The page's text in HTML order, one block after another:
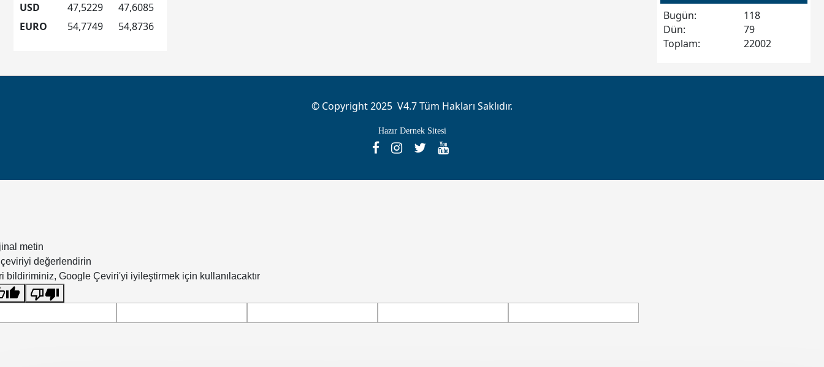
USD
47,5229
47,6085
EURO
54,7749 54,8736
Bugün:
118
Dün:
79
Toplam:
22002
© Copyright 2025 V4.7 Tüm Hakları Saklıdır.
Hazır Dernek Sitesi
metin
değerlendirin
bildiriminiz, Google Çeviri'yi iyileştirmek için kullanılacaktır